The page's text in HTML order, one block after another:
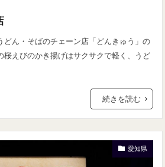
どん・そばのチェーン店「どんきゅう」の
桜えびのかき揚げはサクサクで軽く、うど
続きを読む
愛知県